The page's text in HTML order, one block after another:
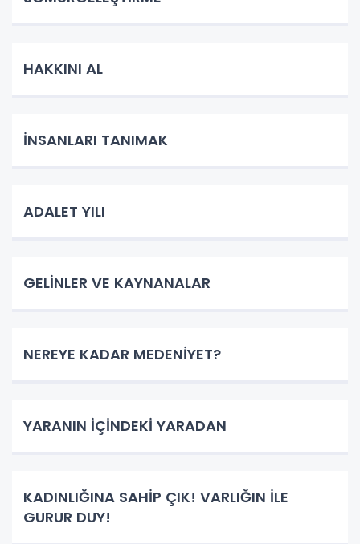
HAKKINI AL
İNSANLARI TANIMAK
ADALET YILI
GELİNLER VE KAYNANALAR
NEREYE KADAR MEDENİYET?
YARANIN İÇİNDEKİ YARADAN
KADINLIĞINA SAHİP ÇIK! VARLIĞIN İLE
GURUR DUY!